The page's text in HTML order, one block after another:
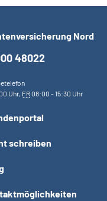
Nord
48022
Uhr, FR08:00 - 15:30 Uhr
schreiben